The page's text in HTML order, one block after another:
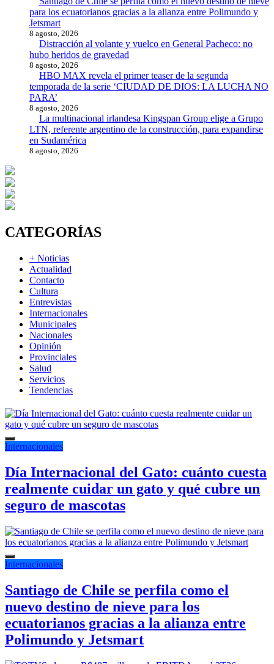
para los ecuatorianos gracias a la alianza entre Polimundo y
Jetsmart
8 agosto, 2026
Distracción al volante y vuelco en General Pacheco: no
hubo heridos de gravedad
8 agosto, 2026
HBO MAX revela el primer teaser de la segunda
temporada de la serie ‘CIUDAD DE DIOS: LA LUCHA NO
PARA’
8 agosto, 2026
La multinacional irlandesa Kingspan Group elige a Grupo
LTN, referente argentino de la construcción, para expandirse
en Sudamérica
8 agosto, 2026
CATEGORÍAS
+ Noticias
Actualidad
Contacto
Cultura
Entrevistas
Internacionales
Municipales
Nacionales
Opinión
Provinciales
Salud
Servicios
Tendencias
Internacionales
Día Internacional del Gato: cuánto cuesta
realmente cuidar un gato y qué cubre un
seguro de mascotas
Internacionales
Santiago de Chile se perfila como el
nuevo destino de nieve para los
ecuatorianos gracias a la alianza entre
Polimundo y Jetsmart